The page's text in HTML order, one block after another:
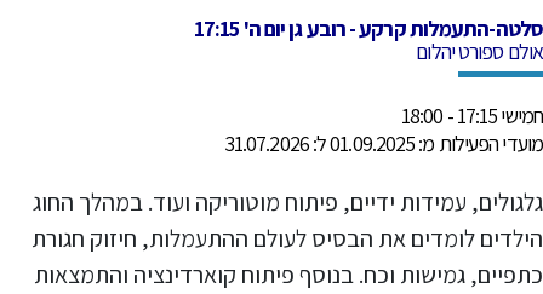
סלטה-התעמלות קרקע - רובע גן יום ה' 17:15
אולם ספורט יהלום
חמישי 17:15 - 18:00
מועדי הפעילות מ: 01.09.2025 ל: 31.07.2026
גלגולים, עמידות ידיים, פיתוח מוטוריקה ועוד. במהלך החוג
הילדים לומדים את הבסיס לעולם ההתעמלות, חיזוק חגורת
כתפיים, גמישות וכח. בנוסף פיתוח קוארדינציה והתמצאות